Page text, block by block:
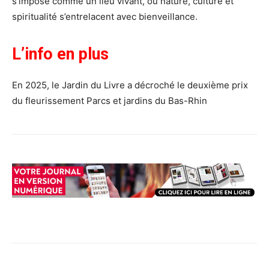
spiritualité s’entrelacent avec bienveillance.
L’info en plus
En 2025, le Jardin du Livre a décroché le deuxième prix
du fleurissement Parcs et jardins du Bas-Rhin